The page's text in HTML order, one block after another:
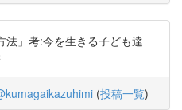
法」考:今を生きる子ども達
(投稿一覧)